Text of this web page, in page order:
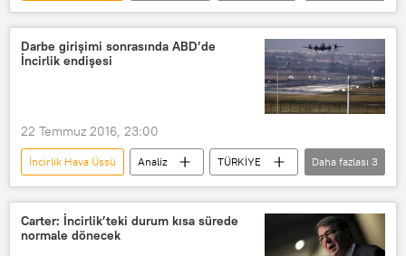
Haberler
TÜRKİYE
Almanya
Alexander Neu
Sol Parti
misafirperver
Darbe girişimi sonrasında ABD’de
İncirlik endişesi
22 Temmuz 2016, 23:00
İncirlik Hava Üssü Analiz
TÜRKİYE
ABD
Foreign Policy
ABD Savunma Bakanlığı
Daha fazlası 3
Carter: İncirlik’teki durum kısa sürede
normale dönecek